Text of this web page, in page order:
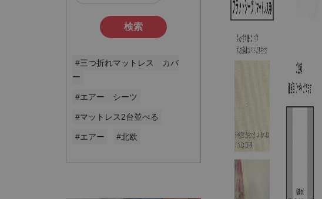
検索
#三つ折れマットレス カバ
ー
#エアー シーツ
#マットレス2台並べる
#エアー #北欧